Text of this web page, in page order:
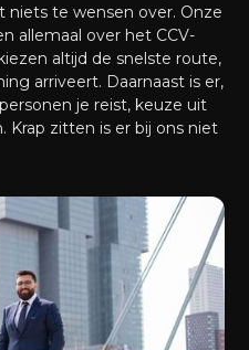
niets te wensen over. Onze
allemaal over het CCV-
altijd de snelste route,
arriveert. Daarnaast is er,
je reist, keuze uit
Krap zitten is er bij ons niet